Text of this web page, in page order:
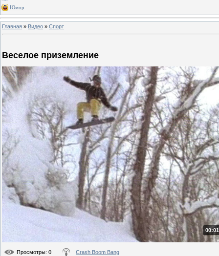
Юмор
Главная » Видео » Спорт
Веселое приземление
Просмотры: 0 Crash Boom Bang